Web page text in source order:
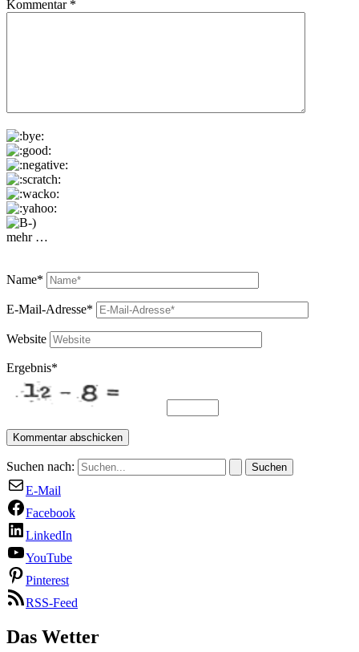
Kommentar *
mehr …
Name*
E-Mail-Adresse*
Website
Ergebnis*
Suchen nach:
E-Mail
Facebook
LinkedIn
YouTube
Pinterest
RSS-Feed
Das Wetter